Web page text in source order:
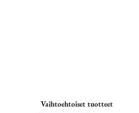
Vaihtoehtoiset tuotteet